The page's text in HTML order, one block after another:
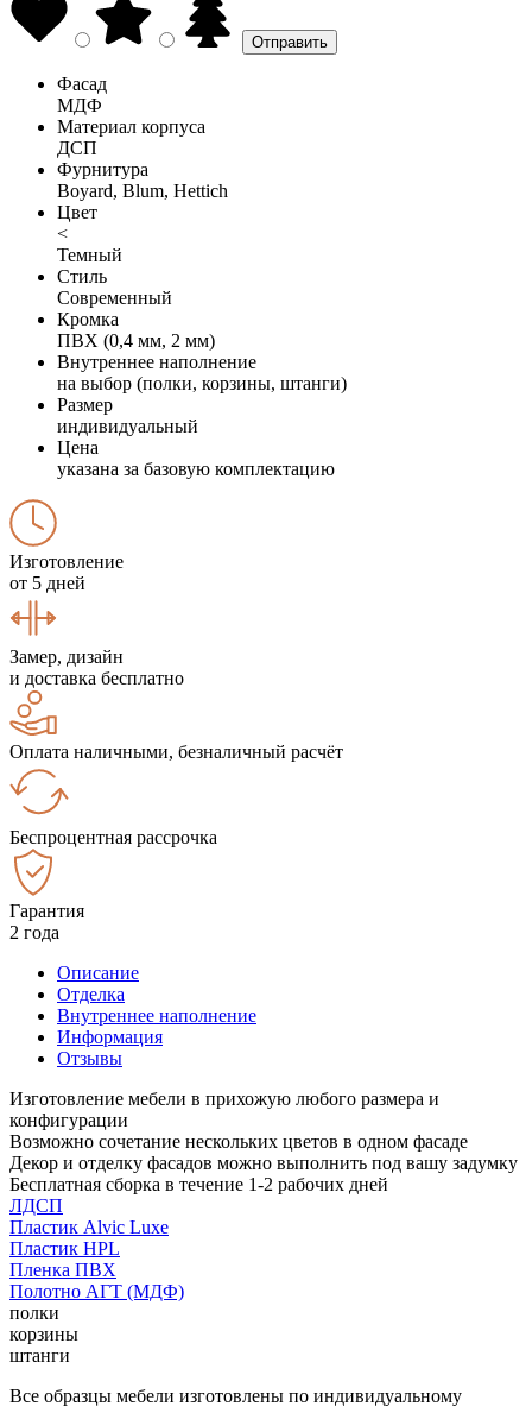
Фасад
МДФ
Материал корпуса
ДСП
Фурнитура
Boyard, Blum, Hettich
Цвет
<
Темный
Стиль
Современный
Кромка
ПВХ (0,4 мм, 2 мм)
Внутреннее наполнение
на выбор (полки, корзины, штанги)
Размер
индивидуальный
Цена
указана за базовую комплектацию
Изготовление
от 5 дней
Замер, дизайн
и доставка бесплатно
Оплата наличными, безналичный расчёт
Беспроцентная рассрочка
Гарантия
2 года
Описание
Отделка
Внутреннее наполнение
Информация
Отзывы
Изготовление мебели в прихожую любого размера и
конфигурации
Возможно сочетание нескольких цветов в одном фасаде
Декор и отделку фасадов можно выполнить под вашу задумку
Бесплатная сборка в течение 1-2 рабочих дней
ЛДСП
Пластик Alvic Luxe
Пластик HPL
Пленка ПВХ
Полотно АГТ (МДФ)
полки
корзины
штанги
Все образцы мебели изготовлены по индивидуальному